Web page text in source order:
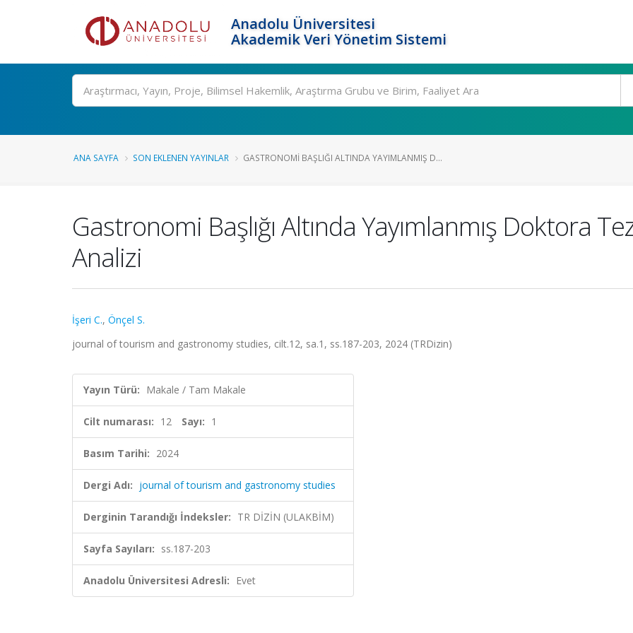
Anadolu Üniversitesi
Akademik Veri Yönetim Sistemi
Ara
ANA SAYFA SON EKLENEN YAYINLAR GASTRONOMI BAŞLIĞI ALTINDA YAYIMLANMIŞ D...
Gastronomi Başlığı Altında Yayımlanmış Doktora
Analizi
İşeri C., Önçel S.
journal of tourism and gastronomy studies, cilt.12, sa.1, ss.187-203, 2024 (TRDizin)
Yayın Türü: Makale / Tam Makale
Cilt numarası: 12 Sayı: 1
Basım Tarihi: 2024
Dergi Adı: journal of tourism and gastronomy studies
Derginin Tarandığı İndeksler: TR DİZİN (ULAKBİM)
Sayfa Sayıları: ss.187-203
Anadolu Üniversitesi Adresli: Evet